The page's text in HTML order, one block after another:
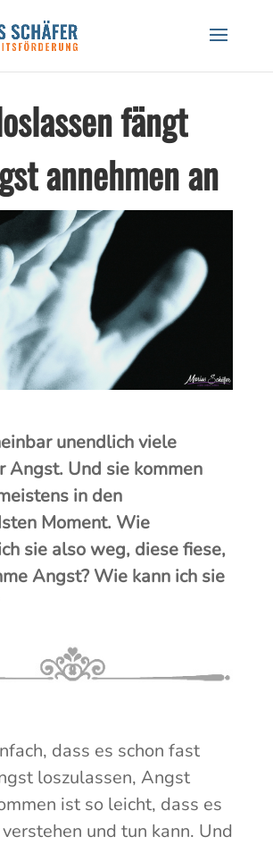
Sale! 20% auf Workshops und
CODE: BREATH24
fängt
annehmen an
unendlich viele
Angst. Und sie kommen
in den
Moment. Wie
sie also weg, diese fiese,
Angst? Wie kann ich sie
dass es schon fast
loszulassen, Angst
ist so leicht, dass es
und tun kann. Und